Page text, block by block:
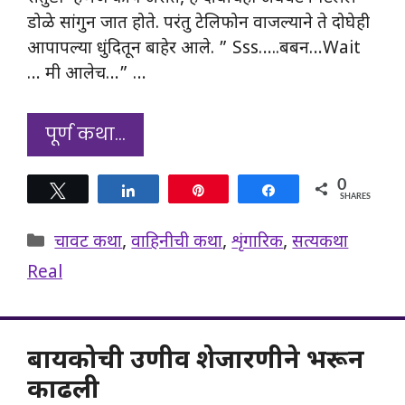
डोळे सांगुन जात होते. परंतु टेलिफोन वाजल्याने ते दोघेही
आपापल्या धुंदितून बाहेर आले. ” Sss…..बबन…Wait
… मी आलेच…” …
पूर्ण कथा…
Share 0
SHARES
Categories
चावट कथा,वाहिनीची कथा,शृंगारिक,सत्यकथा
Real
बायकोची उणीव शेजारणीने भरून
काढली